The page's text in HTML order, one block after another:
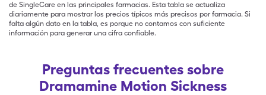
de SingleCare en las principales farmacias. Esta tabla se actualiza
diariamente para mostrar los precios típicos más precisos por farmacia. Si
falta algún dato en la tabla, es porque no contamos con suficiente
información para generar una cifra confiable.
Preguntas frecuentes sobre
Dramamine Motion Sickness